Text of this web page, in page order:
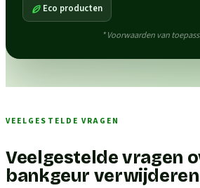
Eco producten
* Voorwaarden van
VEELGESTELDE VRAGEN
Veelgestelde vragen
bankgeur verwijderen